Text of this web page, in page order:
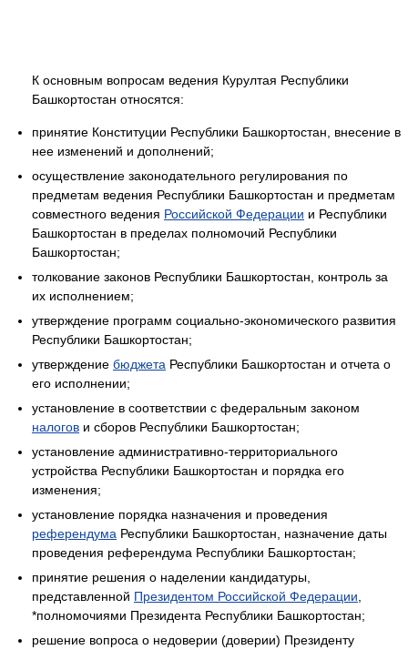
К основным вопросам ведения Курултая Республики
Башкортостан относятся:
принятие Конституции Республики Башкортостан, внесение в
нее изменений и дополнений;
осуществление законодательного регулирования по
предметам ведения Республики Башкортостан и предметам
совместного ведения Российской Федерации и Республики
Башкортостан в пределах полномочий Республики
Башкортостан;
толкование законов Республики Башкортостан, контроль за
их исполнением;
утверждение программ социально-экономического развития
Республики Башкортостан;
утверждение бюджета Республики Башкортостан и отчета о
его исполнении;
установление в соответствии с федеральным законом
налогов и сборов Республики Башкортостан;
установление административно-территориального
устройства Республики Башкортостан и порядка его
изменения;
установление порядка назначения и проведения
референдума Республики Башкортостан, назначение даты
проведения референдума Республики Башкортостан;
принятие решения о наделении кандидатуры,
представленной Президентом Российской Федерации
*полномочиями Президента Республики Башкортостан;
решение вопроса о недоверии (доверии) Президенту